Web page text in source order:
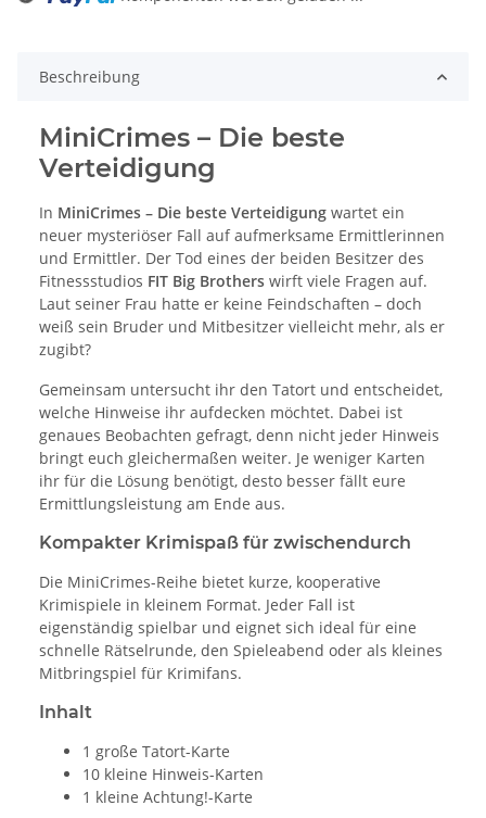
Loading...
Beschreibung
MiniCrimes – Die beste
Verteidigung
In MiniCrimes – Die beste Verteidigung wartet ein
neuer mysteriöser Fall auf aufmerksame Ermittlerinnen
und Ermittler. Der Tod eines der beiden Besitzer des
Fitnessstudios FIT Big Brothers wirft viele Fragen auf.
Laut seiner Frau hatte er keine Feindschaften – doch
weiß sein Bruder und Mitbesitzer vielleicht mehr, als er
zugibt?
Gemeinsam untersucht ihr den Tatort und entscheidet,
welche Hinweise ihr aufdecken möchtet. Dabei ist
genaues Beobachten gefragt, denn nicht jeder Hinweis
bringt euch gleichermaßen weiter. Je weniger Karten
ihr für die Lösung benötigt, desto besser fällt eure
Ermittlungsleistung am Ende aus.
Kompakter Krimispaß für zwischendurch
Die MiniCrimes-Reihe bietet kurze, kooperative
Krimispiele in kleinem Format. Jeder Fall ist
eigenständig spielbar und eignet sich ideal für eine
schnelle Rätselrunde, den Spieleabend oder als kleines
Mitbringspiel für Krimifans.
Inhalt
1 große Tatort-Karte
10 kleine Hinweis-Karten
1 kleine Achtung!-Karte